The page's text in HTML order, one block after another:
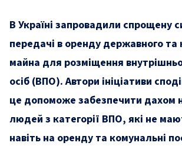
В Україні запровадили спрощену
передачі в оренду державного та
майна для розміщення
осіб (ВПО). Автори ініціативи
це допоможе забезпечити дахом
людей з категорії ВПО, які не
навіть на оренду та комунальні